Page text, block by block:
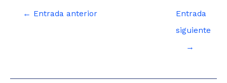
← Entrada anterior
Entrada
siguiente
→